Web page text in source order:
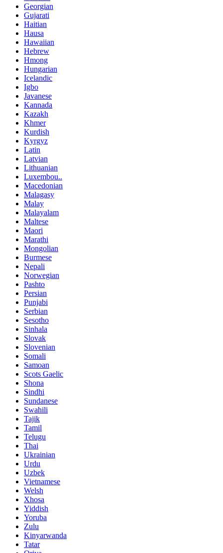
Georgian
Gujarati
Haitian
Hausa
Hawaiian
Hebrew
Hmong
Hungarian
Icelandic
Igbo
Javanese
Kannada
Kazakh
Khmer
Kurdish
Kyrgyz
Latin
Latvian
Lithuanian
Luxembou..
Macedonian
Malagasy
Malay
Malayalam
Maltese
Maori
Marathi
Mongolian
Burmese
Nepali
Norwegian
Pashto
Persian
Punjabi
Serbian
Sesotho
Sinhala
Slovak
Slovenian
Somali
Samoan
Scots Gaelic
Shona
Sindhi
Sundanese
Swahili
Tajik
Tamil
Telugu
Thai
Ukrainian
Urdu
Uzbek
Vietnamese
Welsh
Xhosa
Yiddish
Yoruba
Zulu
Kinyarwanda
Tatar